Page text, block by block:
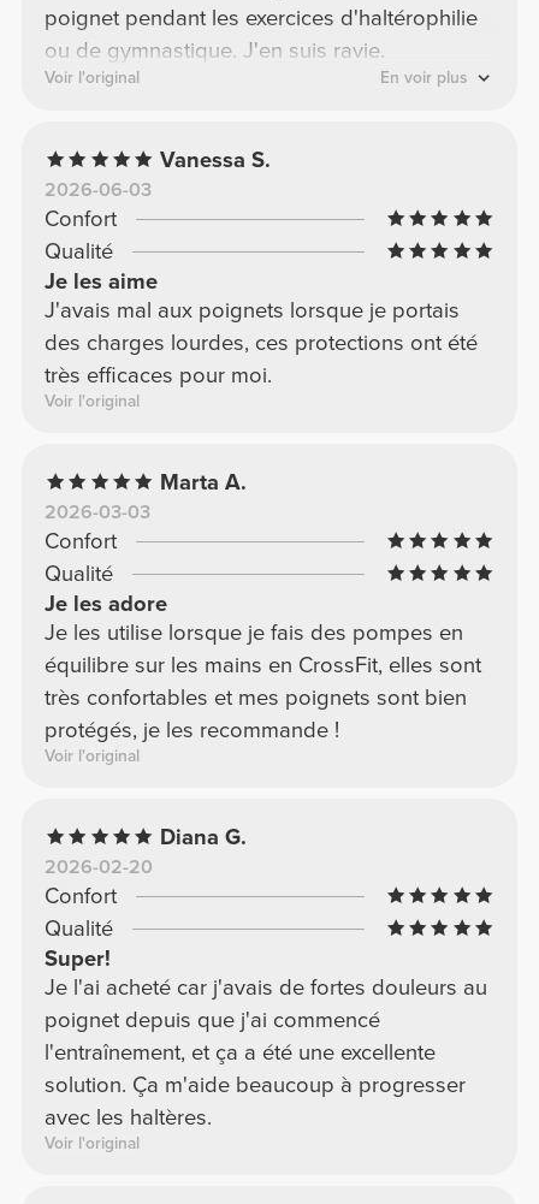
poignet pendant les exercices d'haltérophilie
ou de gymnastique. J'en suis ravie.
Voir l'original En voir plus
Vanessa S.
2026-06-03
Confort
Qualité
Je les aime
J'avais mal aux poignets lorsque je portais
des charges lourdes, ces protections ont été
très efficaces pour moi.
Voir l'original
Marta A.
2026-03-03
Confort
Qualité
Je les adore
Je les utilise lorsque je fais des pompes en
équilibre sur les mains en CrossFit, elles sont
très confortables et mes poignets sont bien
protégés, je les recommande !
Voir l'original
Diana G.
2026-02-20
Confort
Qualité
Super!
Je l'ai acheté car j'avais de fortes douleurs au
poignet depuis que j'ai commencé
l'entraînement, et ça a été une excellente
solution. Ça m'aide beaucoup à progresser
avec les haltères.
Voir l'original